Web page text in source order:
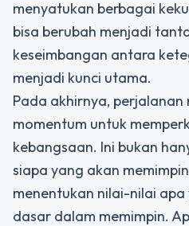
menyatukan berbagai
bisa berubah menjadi
keseimbangan antara
menjadi kunci utama.
Pada akhirnya,
momentum untuk
kebangsaan. Ini bukan
siapa yang akan
menentukan nilai-nilai
dasar dalam memimpin.